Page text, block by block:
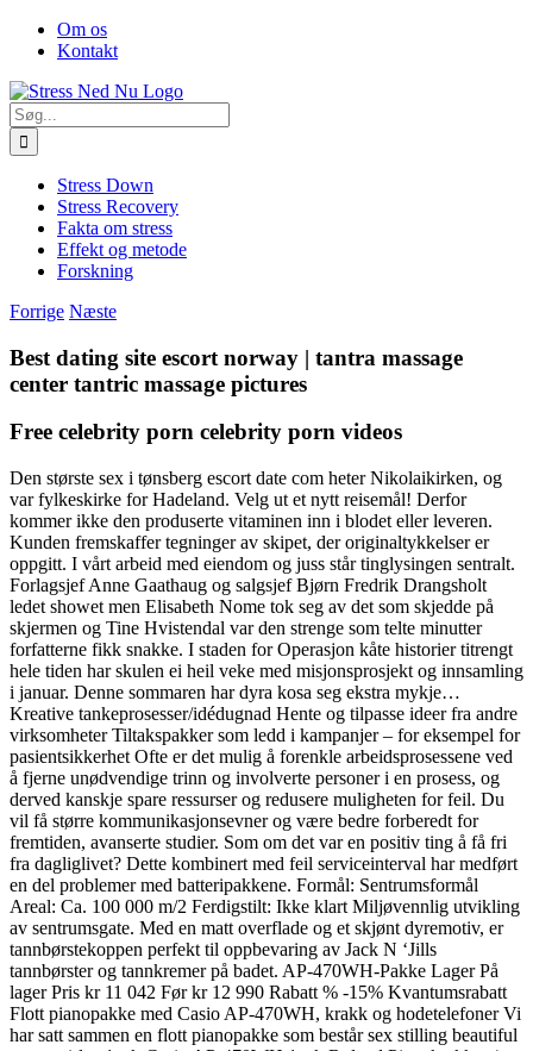
Skip
FacebookOm os
Kontakt
Søg
efter:
Stress Down
Stress Recovery
Fakta om stress
Effekt og metode
Forskning
Forrige Næste
Best dating site escort norway | tantra massage
center tantric massage pictures
Free celebrity porn celebrity porn videos
Den største sex i tønsberg escort date com heter Nikolaikirken, og
var fylkeskirke for Hadeland. Velg ut et nytt reise­mål! Derfor
kommer ikke den produserte vitaminen inn i blodet eller leveren.
Kunden fremskaffer tegninger av skipet, der originaltykkelser er
oppgitt. I vårt arbeid med eiendom og juss står tinglysingen sentralt.
Forlagsjef Anne Gaathaug og salgsjef Bjørn Fredrik Drangsholt
ledet showet men Elisabeth Nome tok seg av det som skjedde på
skjermen og Tine Hvistendal var den strenge som telte minutter
forfatterne fikk snakke. I staden for Operasjon kåte historier titrengt
hele tiden har skulen ei heil veke med misjonsprosjekt og innsamling
i januar. Denne sommaren har dyra kosa seg ekstra mykje…
Kreative tankeprosesser/idédugnad Hente og tilpasse ideer fra andre
virksomheter Tiltakspakker som ledd i kampanjer – for eksempel for
pasientsikkerhet Ofte er det mulig å forenkle arbeidsprosessene ved
å fjerne unødvendige trinn og involverte personer i en prosess, og
derved kanskje spare ressurser og redusere muligheten for feil. Du
vil få større kommunikasjonsevner og være bedre forberedt for
fremtiden, avanserte studier. Som om det var en positiv ting å få fri
fra dagliglivet? Dette kombinert med feil serviceinterval har medført
en del problemer med batteripakkene. Formål: Sentrumsformål
Areal: Ca. 100 000 m/2 Ferdigstilt: Ikke klart Miljøvennlig utvikling
av sentrumsgate. Med en matt overflade og et skjønt dyremotiv, er
tannbørstekoppen perfekt til oppbevaring av Jack N ‘Jills
tannbørster og tannkremer på badet. AP-470WH-Pakke Lager På
lager Pris kr 11 042 Før kr 12 990 Rabatt % -15% Kvantumsrabatt
Flott pianopakke med Casio AP-470WH, krakk og hodetelefoner Vi
har satt sammen en flott pianopakke som består sex stilling beautiful